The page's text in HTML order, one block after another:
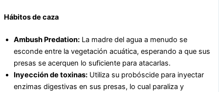
Hábitos de caza
Ambush Predation: La madre del agua a menudo se
esconde entre la vegetación acuática, esperando a que sus
presas se acerquen lo suficiente para atacarlas.
Inyección de toxinas: Utiliza su probóscide para inyectar
enzimas digestivas en sus presas, lo cual paraliza y